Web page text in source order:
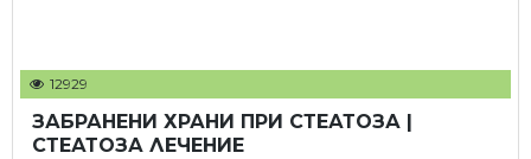
12929
ЗАБРАНЕНИ ХРАНИ ПРИ СТЕАТОЗА |
СТЕАТОЗА ЛЕЧЕНИЕ